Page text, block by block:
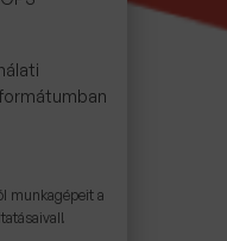
munkagépeit a